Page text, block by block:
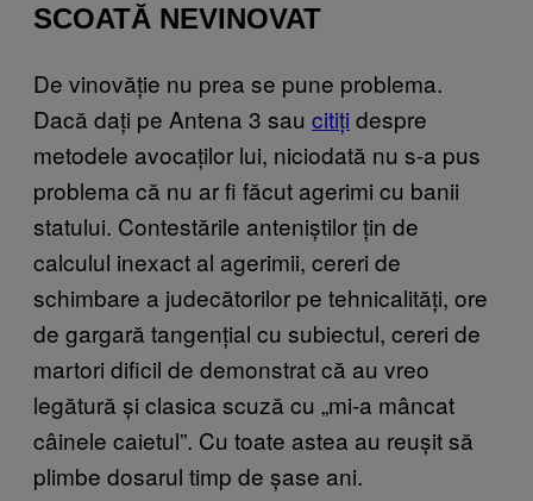
SCOATĂ NEVINOVAT
De vinovăție nu prea se pune problema.
Dacă dați pe Antena 3 sau citiți despre
metodele avocaților lui, niciodată nu s-a pus
problema că nu ar fi făcut agerimi cu banii
statului. Contestările anteniștilor țin de
calculul inexact al agerimii, cereri de
schimbare a judecătorilor pe tehnicalități, ore
de gargară tangențial cu subiectul, cereri de
martori dificil de demonstrat că au vreo
legătură și clasica scuză cu „mi-a mâncat
câinele caietul”. Cu toate astea au reușit să
plimbe dosarul timp de șase ani.